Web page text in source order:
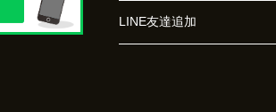
LINE友達追加